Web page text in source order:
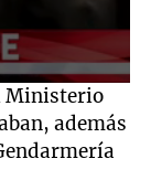
Ministerio
además